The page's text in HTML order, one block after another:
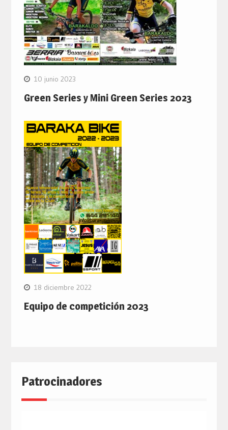
10 junio 2023
Green Series y Mini Green Series 2023
18 diciembre 2022
Equipo de competición 2023
Patrocinadores